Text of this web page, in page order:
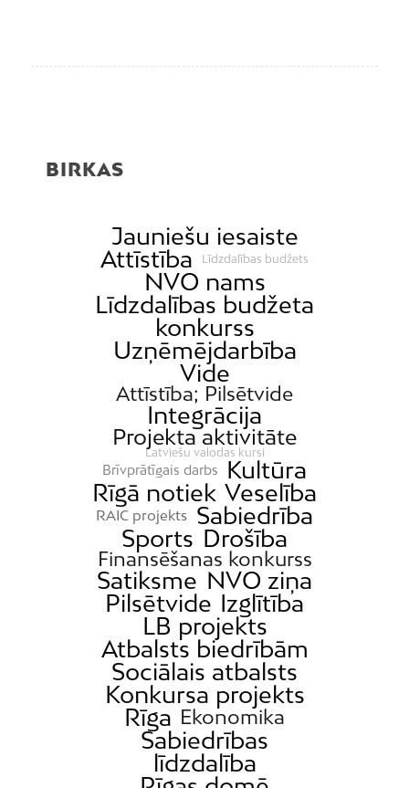
BIRKAS
Jauniešu iesaiste
Attīstība
Līdzdalības budžets
NVO nams
Līdzdalības budžeta
konkurss
Uzņēmējdarbība
Vide
Attīstība; Pilsētvide
Integrācija
Projekta aktivitāte
Latviešu valodas kursi
Brīvprātīgais darbs
Kultūra
Rīgā notiek Veselība
RAIC projekts
Sabiedrība
Sports Drošība
Finansēšanas konkurss
Satiksme NVO ziņa
Pilsētvide Izglītība
LB projekts
Atbalsts biedrībām
Sociālais atbalsts
Konkursa projekts
Rīga Ekonomika
Sabiedrības
līdzdalība